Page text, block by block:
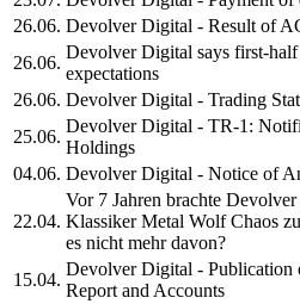
26.06. Devolver Digital - Result of
26.06.
Devolver Digital says first-
expectations
26.06. Devolver Digital - Trading
25.06.
Devolver Digital - TR-1:
Holdings
04.06. Devolver Digital - Notice of
22.04.
Vor 7 Jahren brachte Devolver
Klassiker Metal Wolf Chaos
es nicht mehr davon?
15.04.
Devolver Digital - Publication
Report and Accounts